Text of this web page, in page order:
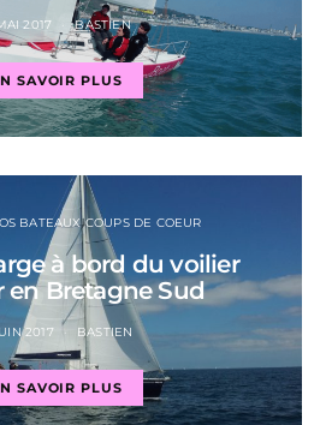
2017 BASTIEN
SAVOIR PLUS
BATEAUX COUPS DE COEUR
à bord du voilier
en Bretagne Sud
2017 BASTIEN
SAVOIR PLUS